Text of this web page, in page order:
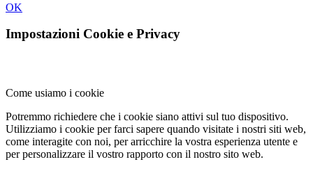
OK
Impostazioni Cookie e Privacy
Come usiamo i cookie
Potremmo richiedere che i cookie siano attivi sul tuo dispositivo.
Utilizziamo i cookie per farci sapere quando visitate i nostri siti web,
come interagite con noi, per arricchire la vostra esperienza utente e
per personalizzare il vostro rapporto con il nostro sito web.